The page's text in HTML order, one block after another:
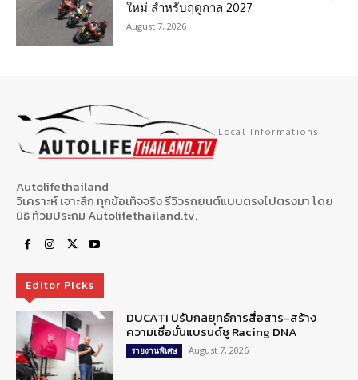
ใหม่ สำหรับฤดูกาล 2027
August 7, 2026
Local Informations
Autolifethailand
วิเคราะห์ เจาะลึก ทุกข้อเท็จจริง รีวิวรถยนต์แบบตรงไปตรงมา โดย
นิธิ ท้วมประถม Autolifethailand.tv.
Editor Picks
DUCATI ปรับกลยุทธ์การสื่อสาร-สร้าง
ความเชื่อมั่นแบรนด์ชู Racing DNA
รายงานพิเศษ August 7, 2026